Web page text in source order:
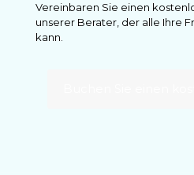
Vereinbaren Sie einen
unserer Berater, der alle Ihre
kann.